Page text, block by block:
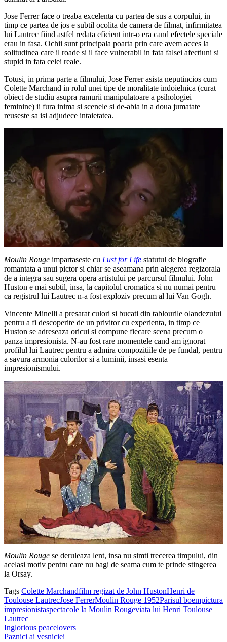
Jose Ferrer face o treaba excelenta cu partea de sus a corpului, in
timp ce partea de jos e subtil ocolita de camera de filmat, infirmitatea
lui Lautrec fiind astfel redata eficient intr-o era cand efectele speciale
erau in fasa. Ochii sunt principala poarta prin care avem acces la
solitudinea care il roade si il face vulnerabil in fata falsei afectiuni si
stupid in fata celei reale.
Totusi, in prima parte a filmului, Jose Ferrer asista neputincios cum
Colette Marchand in rolul unei tipe de moralitate indoielnica (curat
obiect de studiu asupra ramurii manipulatoare a psihologiei
feminine) ii fura inima si scenele si de-abia in a doua jumatate
reuseste sa isi adjudece intaietatea.
Moulin Rouge impartaseste cu Lust for Life statutul de biografie
romantata a unui pictor si chiar se aseamana prin alegerea regizorala
de a integra sau sugera opera artistului pe parcursul filmului. John
Huston e mai subtil, insa, la capitolul cromatica si nu numai pentru
ca registrul lui Lautrec n-a fost exploziv precum al lui Van Gogh.
Vincente Minelli a presarat culori si bucati din tablourile olandezului
pentru a fi descoperite de un privitor cu experienta, in timp ce
Huston se adreseaza oricui si compune fiecare scena precum o
panza impresionista. N-au fost rare momentele cand am ignorat
profilul lui Lautrec pentru a admira compozitiile de pe fundal, pentru
a savura armonia culorilor si a luminii, insasi esenta
impresionismului.
Moulin Rouge se deruleaza lent, insa nu simti trecerea timpului, din
acelasi motiv pentru care nu bagi de seama cum te prinde stingerea
la Orsay.
Tags Colette Marchandfilm regizat de John HustonHenri de
Toulouse LautrecJose FerrerMoulin Rouge 1952Parisul boempictura
impresionistaspectacole la Moulin Rougeviata lui Henri Toulouse
Lautrec
Inglorious peacelovers
Paznici ai vesniciei